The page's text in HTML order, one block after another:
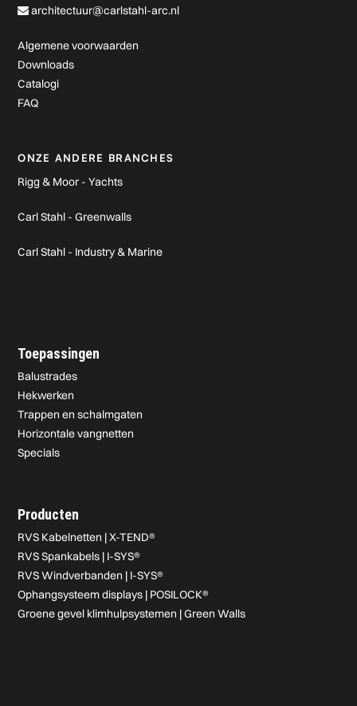
architectuur@carlstahl-arc.nl
Algemene voorwaarden
Downloads
Catalogi
FAQ
ONZE ANDERE BRANCHES
Rigg & Moor - Yachts
Carl Stahl - Greenwalls
Carl Stahl - Industry & Marine
Toepassingen
Balustrades
Hekwerken
Trappen en schalmgaten
Horizontale vangnetten
Specials
Producten
RVS Kabelnetten | X-TEND®
RVS Spankabels | I-SYS®
RVS Windverbanden | I-SYS®
Ophangsysteem displays | POSILOCK®
Groene gevel klimhulpsystemen | Green Walls